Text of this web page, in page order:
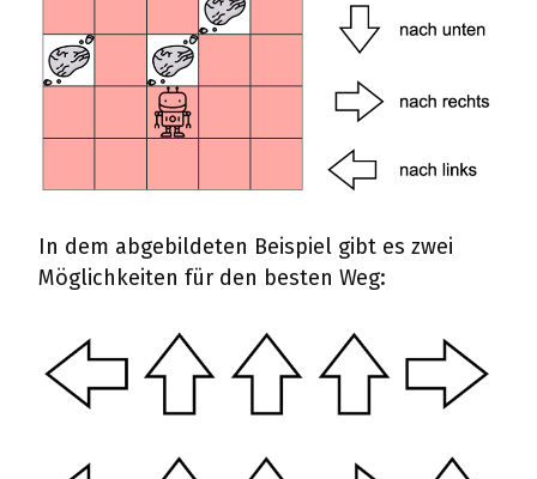
In dem abgebildeten Beispiel gibt es zwei
Möglichkeiten für den besten Weg: